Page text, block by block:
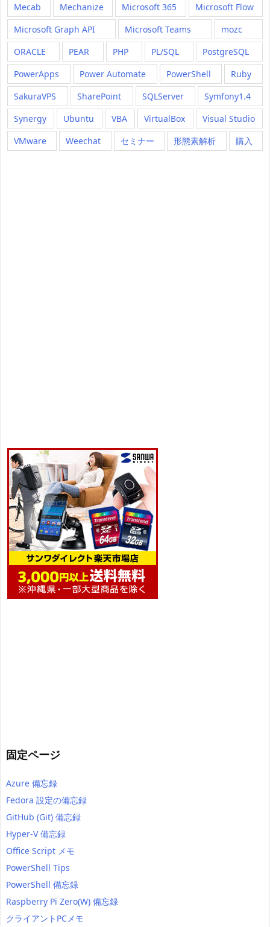
Mecab
Mechanize Microsoft 365
Microsoft Flow
Microsoft Graph API
Microsoft Teams
mozc
ORACLE
PEAR PHP PL/SQL
PostgreSQL
PowerApps
Power Automate PowerShell
Ruby
SakuraVPS
SharePoint SQLServer
Symfony1.4
Synergy
Ubuntu VBA VirtualBox
Visual Studio
VMware
Weechat セミナー 形態素解析 購入
固定ページ
Azure 備忘録
Fedora 設定の備忘録
GitHub (Git) 備忘録
Hyper-V 備忘録
Office Script メモ
PowerShell Tips
PowerShell 備忘録
Raspberry Pi Zero(W) 備忘録
クライアントPCメモ